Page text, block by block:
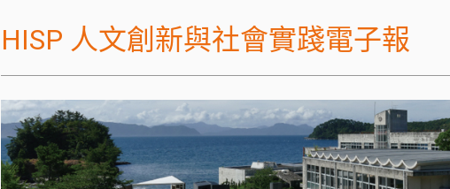
HISP 人文創新與社會實踐電子報